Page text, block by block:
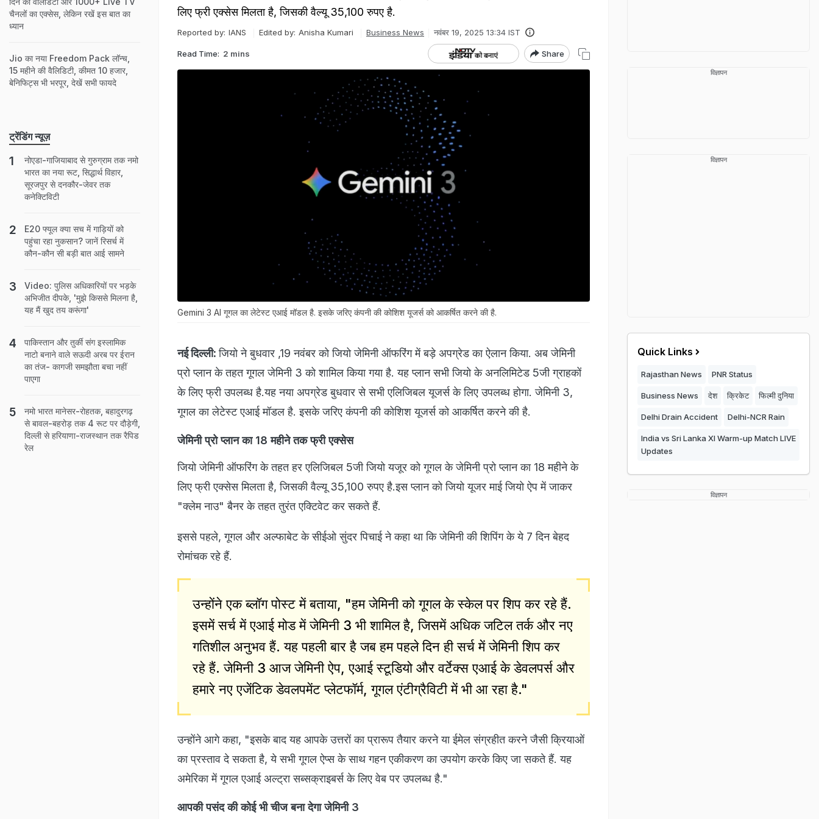
लिए फ्री एक्सेस मिलता है, जिसकी वैल्यू 35,100 रुपए है.
Reported by: IANS Edited by: Anisha Kumari Business News नवंबर 19, 2025 13:34 IST
Read Time: 2 mins Share
Gemini 3 AI गूगल का लेटेस्ट एआई मॉडल है. इसके जरिए कंपनी की कोशिश यूजर्स को आकर्षित करने की है.
नई दिल्ली: जियो ने बुधवार ,19 नवंबर को जियो जेमिनी ऑफरिंग में बड़े अपग्रेड का ऐलान किया. अब जेमिनी
प्रो प्लान के तहत गूगल जेमिनी 3 को शामिल किया गया है. यह प्लान सभी जियो के अनलिमिटेड 5जी ग्राहकों
के लिए फ्री उपलब्ध है.यह नया अपग्रेड बुधवार से सभी एलिजिबल यूजर्स के लिए उपलब्ध होगा. जेमिनी 3,
गूगल का लेटेस्ट एआई मॉडल है. इसके जरिए कंपनी की कोशिश यूजर्स को आकर्षित करने की है.
जेमिनी प्रो प्लान का 18 महीने तक फ्री एक्सेस
जियो जेमिनी ऑफरिंग के तहत हर एलिजिबल 5जी जियो यजूर को गूगल के जेमिनी प्रो प्लान का 18 महीने के
लिए फ्री एक्सेस मिलता है, जिसकी वैल्यू 35,100 रुपए है.इस प्लान को जियो यूजर माई जियो ऐप में जाकर
"क्लेम नाउ" बैनर के तहत तुरंत एक्टिवेट कर सकते हैं.
इससे पहले, गूगल और अल्फाबेट के सीईओ सुंदर पिचाई ने कहा था कि जेमिनी की शिपिंग के ये 7 दिन बेहद
रोमांचक रहे हैं.
उन्होंने एक ब्लॉग पोस्ट में बताया, "हम जेमिनी को गूगल के स्केल पर शिप कर रहे हैं.
इसमें सर्च में एआई मोड में जेमिनी 3 भी शामिल है, जिसमें अधिक जटिल तर्क और नए
गतिशील अनुभव हैं. यह पहली बार है जब हम पहले दिन ही सर्च में जेमिनी शिप कर
रहे हैं. जेमिनी 3 आज जेमिनी ऐप, एआई स्टूडियो और वर्टेक्स एआई के डेवलपर्स और
हमारे नए एजेंटिक डेवलपमेंट प्लेटफॉर्म, गूगल एंटीग्रैविटी में भी आ रहा है."
उन्होंने आगे कहा, "इसके बाद यह आपके उत्तरों का प्रारूप तैयार करने या ईमेल संग्रहीत करने जैसी क्रियाओं
का प्रस्ताव दे सकता है, ये सभी गूगल ऐप्स के साथ गहन एकीकरण का उपयोग करके किए जा सकते हैं. यह
अमेरिका में गूगल एआई अल्ट्रा सब्सक्राइबर्स के लिए वेब पर उपलब्ध है."
आपकी पसंद की कोई भी चीज बना देगा जेमिनी 3
चैनलों का एक्सेस, लेकिन रखें इस बात का
ध्यान
Jio का नया Freedom Pack लॉन्च,
15 महीने की वैलिडिटी, कीमत 10 हजार,
बेनिफिट्स भी भरपूर, देखें सभी फायदे
ट्रेंडिंग न्यूज़
नोएडा-गाजियाबाद से गुरुग्राम तक नमो
भारत का नया रूट, सिद्धार्थ विहार,
सूरजपुर से दनकौर-जेवर तक
कनेक्टिविटी
E20 फ्यूल क्या सच में गाड़ियों को
पहुंचा रहा नुकसान? जानें रिसर्च में
कौन-कौन सी बड़ी बात आई सामने
Video: पुलिस अधिकारियों पर भड़के
अभिजीत दीपके, 'मुझे किससे मिलना है,
यह मैं खुद तय करूंगा'
पाकिस्तान और तुर्की संग इस्लामिक
नाटो बनाने वाले सऊदी अरब पर ईरान
का तंज- कागजी समझौता बचा नहीं
पाएगा
नमो भारत मानेसर-रोहतक, बहादुरगढ़
से बावल-बहरोड़ तक 4 रूट पर दौड़ेगी,
दिल्ली से हरियाणा-राजस्थान तक रैपिड
रेल
विज्ञापन
विज्ञापन
Quick Links
Rajasthan News PNR Status
Business News देश क्रिकेट फिल्मी दुनिया
Delhi Drain Accident Delhi-NCR Rain
India vs Sri Lanka XI Warm-up Match LIVE
Updates
विज्ञापन